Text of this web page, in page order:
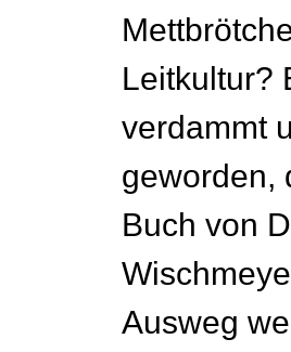
Leitkultur?
verdammt
geworden,
Buch von
Ausweg